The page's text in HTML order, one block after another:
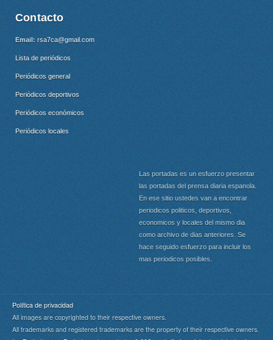
Contacto
Email: rsa7ca@gmail.com
Lista de periódicos
Periódicos general
Periódicos deportivos
Periódicos económicos
Periódicos locales
Las portadas es un esfuerzo presentar
las portadas del prensa diaria espanola.
En ese sitio ustedes van a encontrar
periodicos politicos, deportivos,
economicos y locales del mismo dia
como archivo de dias anteriores. Se
hace seguido esfuerzo para incluir los
mas periodicos posibles.
Política de privacidad
All images are copyrighted to their respective owners.
All trademarks and registered trademarks are the property of their respective owners.